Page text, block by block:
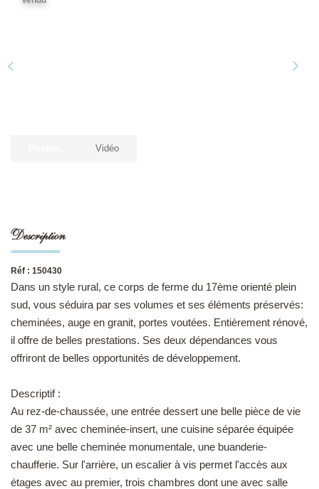
CONTACT
Vidéo
Description
Réf : 150430
Dans un style rural, ce corps de ferme du 17ème orienté plein
sud, vous séduira par ses volumes et ses éléments préservés:
cheminées, auge en granit, portes voutées. Entièrement rénové,
il offre de belles prestations. Ses deux dépendances vous
offriront de belles opportunités de développement.
Descriptif :
Au rez-de-chaussée, une entrée dessert une belle pièce de vie
de 37 m² avec cheminée-insert, une cuisine séparée équipée
avec une belle cheminée monumentale, une buanderie-
chaufferie. Sur l'arrière, un escalier à vis permet l'accès aux
étages avec au premier, trois chambres dont une avec salle